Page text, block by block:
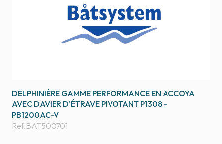
DELPHINIÈRE GAMME PERFORMANCE EN ACCOYA
AVEC DAVIER D'ÉTRAVE PIVOTANT P1308 -
PB1200AC-V
Ref.BAT500701